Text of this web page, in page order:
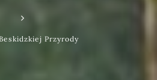
ABC DOMKÓW
Przyrody